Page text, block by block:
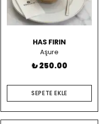
HAS FIRIN
Aşure
₺ 250.00
SEPETE EKLE